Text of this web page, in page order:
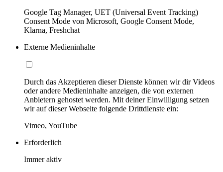
Google Tag Manager, UET (Universal Event Tracking)
Consent Mode von Microsoft, Google Consent Mode,
Klarna, Freshchat
Externe Medieninhalte
Durch das Akzeptieren dieser Dienste können wir dir Videos
oder andere Medieninhalte anzeigen, die von externen
Anbietern gehostet werden. Mit deiner Einwilligung setzen
wir auf dieser Webseite folgende Drittdienste ein:
Vimeo, YouTube
Erforderlich
Immer aktiv